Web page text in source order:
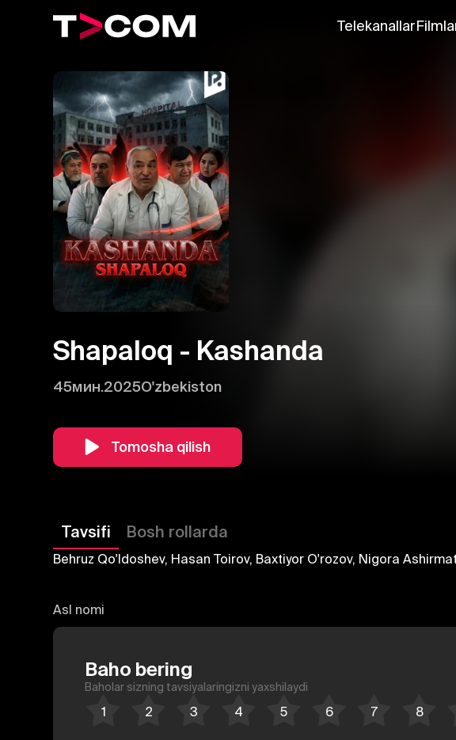
Telekanallar
Shapaloq - Kashanda
45мин.2025O'zbekiston
Tomosha qilish
Tavsifi Bosh rollarda
Behruz Qo'ldoshev, Hasan Toirov, Baxtiyor O'rozov, Nigora
Asl nomi
Baho bering
Baholar sizning tavsiyalaringizni yaxshilaydi